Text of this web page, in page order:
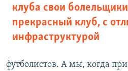
клуба свои
прекрасный клуб, с
инфраструктурой
футболистов. А мы, когда